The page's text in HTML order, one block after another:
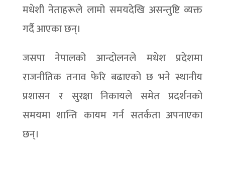
मधेशी नेताहरूले लामो समयदेखि असन्तुष्टि व्यक्त
गर्दै आएका छन्।
जसपा नेपालको आन्दोलनले मधेश प्रदेशमा
राजनीतिक तनाव फेरि बढाएको छ भने स्थानीय
प्रशासन र सुरक्षा निकायले समेत प्रदर्शनको
समयमा शान्ति कायम गर्न सतर्कता अपनाएका
छन्।